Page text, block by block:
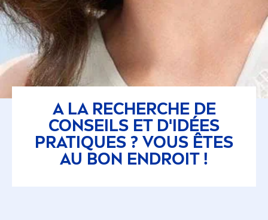
A LA RECHERCHE DE
CONSEILS ET D'IDÉES
PRATIQUES ? VOUS ÊTES
AU BON ENDROIT !